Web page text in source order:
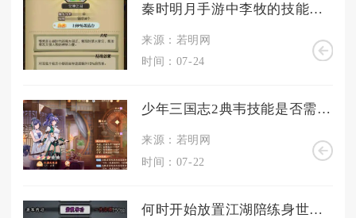
秦时明月手游中李牧的技能是否能够进一步提升能力
来源：若明网
时间：07-24
少年三国志2典韦技能是否需要适应当前游戏的发展趋势
来源：若明网
时间：07-22
何时开始放置江湖陪练身世任务